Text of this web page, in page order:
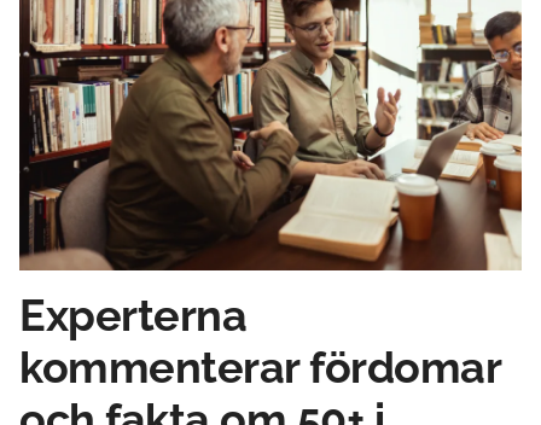
Experterna
kommenterar fördomar